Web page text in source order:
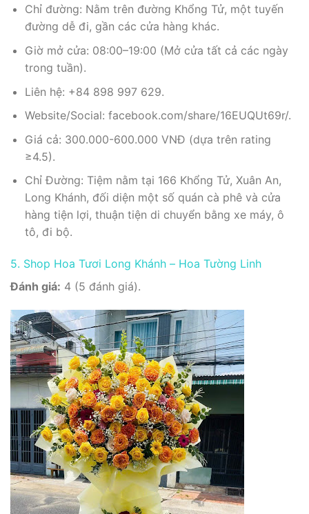
Chỉ đường: Nằm trên đường Khổng Tử, một tuyến
đường dễ đi, gần các cửa hàng khác.
Giờ mở cửa: 08:00–19:00 (Mở cửa tất cả các ngày
trong tuần).
Liên hệ: +84 898 997 629.
Website/Social: facebook.com/share/16EUQUt69r/.
Giá cả: 300.000-600.000 VNĐ (dựa trên rating
≥4.5).
Chỉ Đường: Tiệm nằm tại 166 Khổng Tử, Xuân An,
Long Khánh, đối diện một số quán cà phê và cửa
hàng tiện lợi, thuận tiện di chuyển bằng xe máy, ô
tô, đi bộ.
5. Shop Hoa Tươi Long Khánh – Hoa Tường Linh
Đánh giá: 4 (5 đánh giá).